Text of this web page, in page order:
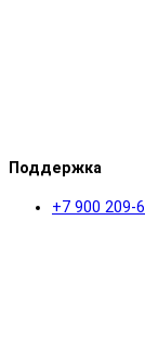
Поддержка
+7 900 209-